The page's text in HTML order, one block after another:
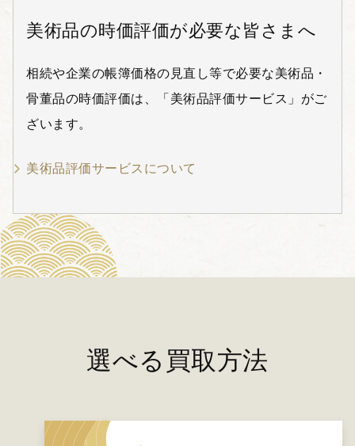
美術品の時価評価が必要な皆さまへ
相続や企業の帳簿価格の見直し等で必要な美術品・
骨董品の時価評価は、「美術品評価サービス」がご
ざいます。
美術品評価サービスについて
選べる買取方法